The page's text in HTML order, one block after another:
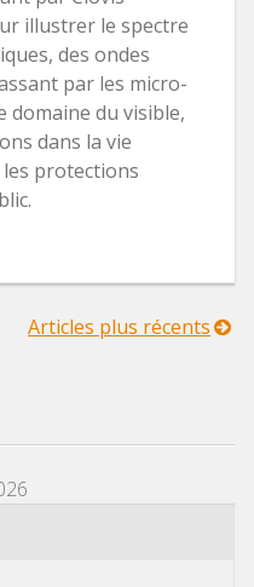
illustrer le spectre
des ondes
par les micro-
domaine du visible,
dans la vie
protections
Articles plus récents